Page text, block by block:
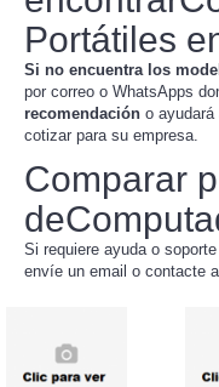
Portátiles
Si no encuentra los
por correo o WhatsApps
recomendación o
cotizar para su empresa.
Comparar
Si requiere ayuda o
envíe un email o contacte